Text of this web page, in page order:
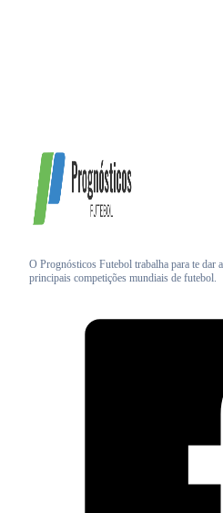
O Prognósticos Futebol trabalha para te dar
principais competições mundiais de futebol.